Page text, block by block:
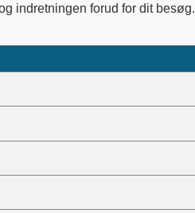
indretningen forud for dit besøg.